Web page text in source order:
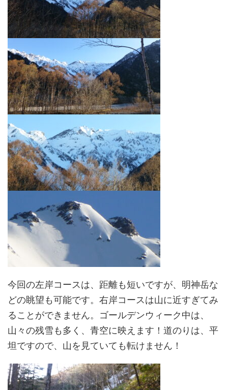
今回の左岸コースは、距離も短いですが、明神岳な
どの眺望も可能です。右岸コースは山に近すぎてみ
ることができません。ゴールデンウィーク中は、
山々の残雪も多く、青空に映えます！道のりは、平
坦ですので、山を見ていても転けません！